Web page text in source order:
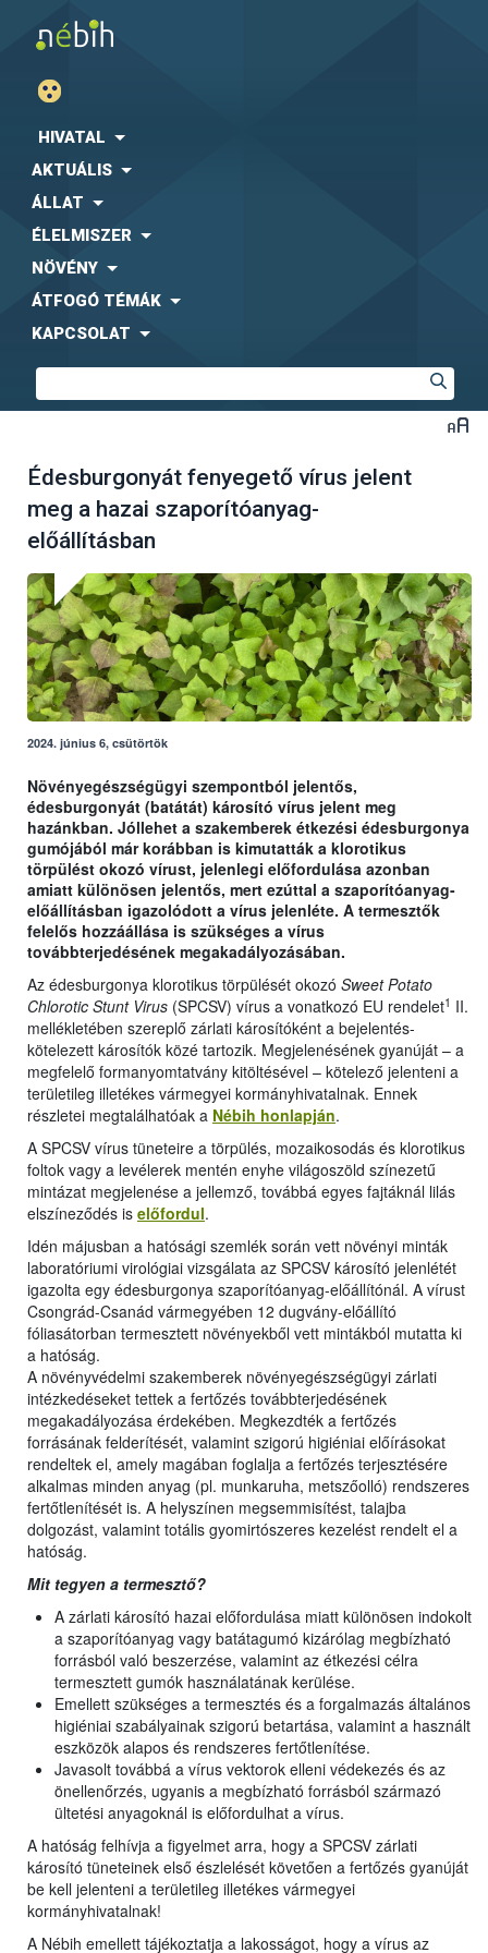
HIVATAL
AKTUÁLIS
ÁLLAT
ÉLELMISZER
NÖVÉNY
ÁTFOGÓ TÉMÁK
KAPCSOLAT
Édesburgonyát fenyegető vírus jelent
meg a hazai szaporítóanyag-
előállításban
2024. június 6, csütörtök
Növényegészségügyi szempontból jelentős,
édesburgonyát (batátát) károsító vírus jelent meg
hazánkban. Jóllehet a szakemberek étkezési édesburgonya
gumójából már korábban is kimutatták a klorotikus
törpülést okozó vírust, jelenlegi előfordulása azonban
amiatt különösen jelentős, mert ezúttal a szaporítóanyag-
előállításban igazolódott a vírus jelenléte. A termesztők
felelős hozzáállása is szükséges a vírus
továbbterjedésének megakadályozásában.
Az édesburgonya klorotikus törpülését okozó Sweet Potato
Chlorotic Stunt Virus (SPCSV) vírus a vonatkozó EU rendelet1 II.
mellékletében szereplő zárlati károsítóként a bejelentés-
kötelezett károsítók közé tartozik. Megjelenésének gyanúját – a
megfelelő formanyomtatvány kitöltésével – kötelező jelenteni a
területileg illetékes vármegyei kormányhivatalnak. Ennek
részletei megtalálhatóak a Nébih honlapján.
A SPCSV vírus tüneteire a törpülés, mozaikosodás és klorotikus
foltok vagy a levélerek mentén enyhe világoszöld színezetű
mintázat megjelenése a jellemző, továbbá egyes fajtáknál lilás
elszíneződés is előfordul.
Idén májusban a hatósági szemlék során vett növényi minták
laboratóriumi virológiai vizsgálata az SPCSV károsító jelenlétét
igazolta egy édesburgonya szaporítóanyag-előállítónál. A vírust
Csongrád-Csanád vármegyében 12 dugvány-előállító
fóliasátorban termesztett növényekből vett mintákból mutatta ki
a hatóság.
A növényvédelmi szakemberek növényegészségügyi zárlati
intézkedéseket tettek a fertőzés továbbterjedésének
megakadályozása érdekében. Megkezdték a fertőzés
forrásának felderítését, valamint szigorú higiéniai előírásokat
rendeltek el, amely magában foglalja a fertőzés terjesztésére
alkalmas minden anyag (pl. munkaruha, metszőolló) rendszeres
fertőtlenítését is. A helyszínen megsemmisítést, talajba
dolgozást, valamint totális gyomirtószeres kezelést rendelt el a
hatóság.
Mit tegyen a termesztő?
A zárlati károsító hazai előfordulása miatt különösen indokolt
a szaporítóanyag vagy batátagumó kizárólag megbízható
forrásból való beszerzése, valamint az étkezési célra
termesztett gumók használatának kerülése.
Emellett szükséges a termesztés és a forgalmazás általános
higiéniai szabályainak szigorú betartása, valamint a használt
eszközök alapos és rendszeres fertőtlenítése.
Javasolt továbbá a vírus vektorok elleni védekezés és az
önellenőrzés, ugyanis a megbízható forrásból származó
ültetési anyagoknál is előfordulhat a vírus.
A hatóság felhívja a figyelmet arra, hogy a SPCSV zárlati
károsító tüneteinek első észlelését követően a fertőzés gyanúját
be kell jelenteni a területileg illetékes vármegyei
kormányhivatalnak!
A Nébih emellett tájékoztatja a lakosságot, hogy a vírus az